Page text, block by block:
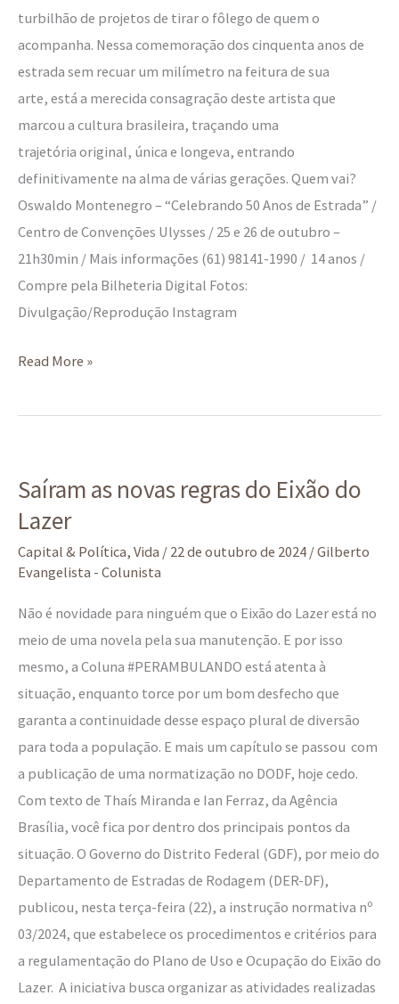
turbilhão de projetos de tirar o fôlego de quem o
acompanha. Nessa comemoração dos cinquenta anos de
estrada sem recuar um milímetro na feitura de sua
arte, está a merecida consagração deste artista que
marcou a cultura brasileira, traçando uma
trajetória original, única e longeva, entrando
definitivamente na alma de várias gerações. Quem vai?
Oswaldo Montenegro – “Celebrando 50 Anos de Estrada” /
Centro de Convenções Ulysses / 25 e 26 de outubro –
21h30min / Mais informações (61) 98141-1990 / 14 anos /
Compre pela Bilheteria Digital Fotos:
Divulgação/Reprodução Instagram
Read More »
Saíram as novas regras do Eixão do
Lazer
Capital & Política, Vida / 22 de outubro de 2024 /Gilberto
Evangelista - Colunista
Não é novidade para ninguém que o Eixão do Lazer está no
meio de uma novela pela sua manutenção. E por isso
mesmo, a Coluna #PERAMBULANDO está atenta à
situação, enquanto torce por um bom desfecho que
garanta a continuidade desse espaço plural de diversão
para toda a população. E mais um capítulo se passou com
a publicação de uma normatização no DODF, hoje cedo.
Com texto de Thaís Miranda e Ian Ferraz, da Agência
Brasília, você fica por dentro dos principais pontos da
situação. O Governo do Distrito Federal (GDF), por meio do
Departamento de Estradas de Rodagem (DER-DF),
publicou, nesta terça-feira (22), a instrução normativa nº
03/2024, que estabelece os procedimentos e critérios para
a regulamentação do Plano de Uso e Ocupação do Eixão do
Lazer. A iniciativa busca organizar as atividades realizadas
as
novas
regras
do